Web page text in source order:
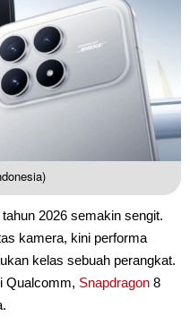
2026 semakin sengit.
kamera, kini performa
kelas sebuah perangkat.
Qualcomm, Snapdragon 8